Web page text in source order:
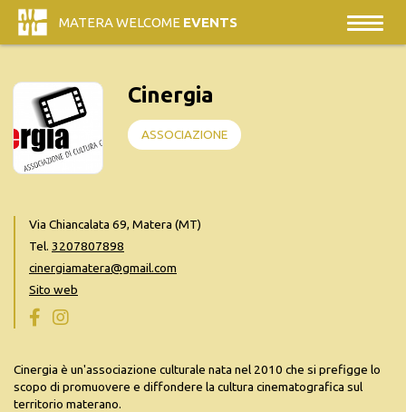
MATERA WELCOME EVENTS
Cinergia
ASSOCIAZIONE
Via Chiancalata 69, Matera (MT)
Tel. 3207807898
cinergiamatera@gmail.com
Sito web
Cinergia è un'associazione culturale nata nel 2010 che si prefigge lo
scopo di promuovere e diffondere la cultura cinematografica sul
territorio materano.